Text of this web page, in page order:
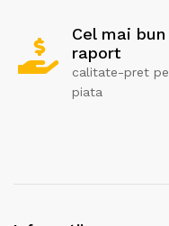
Cel mai bun
raport
calitate-pret pe
piata